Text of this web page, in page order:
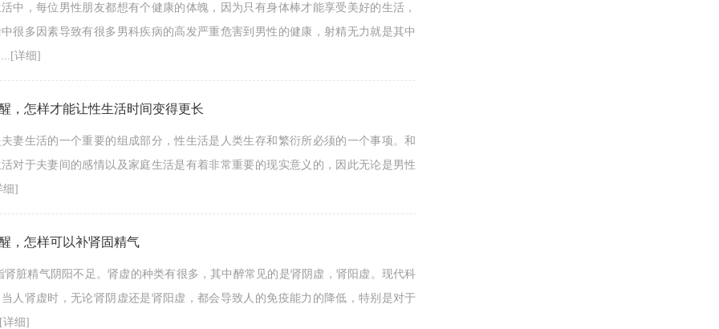
中，每位男性朋友都想有个健康的体魄，因为只有身体棒才能享受美好的生活，
很多因素导致有很多男科疾病的高发严重危害到男性的健康，射精无力就是其中
[详细]
，怎样才能让性生活时间变得更长
妻生活的一个重要的组成部分，性生活是人类生存和繁衍所必须的一个事项。和
对于夫妻间的感情以及家庭生活是有着非常重要的现实意义的，因此无论是男性
细]
，怎样可以补肾固精气
肾脏精气阴阳不足。肾虚的种类有很多，其中醉常见的是肾阴虚，肾阳虚。现代科
人肾虚时，无论肾阴虚还是肾阳虚，都会导致人的免疫能力的降低，特别是对于
详细]